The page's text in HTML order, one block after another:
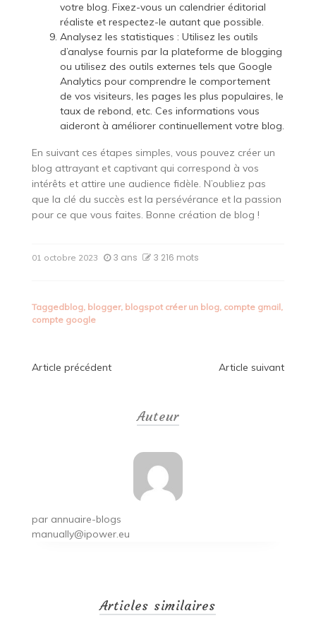
votre blog. Fixez-vous un calendrier éditorial
réaliste et respectez-le autant que possible.
Analysez les statistiques : Utilisez les outils
d’analyse fournis par la plateforme de blogging
ou utilisez des outils externes tels que Google
Analytics pour comprendre le comportement
de vos visiteurs, les pages les plus populaires, le
taux de rebond, etc. Ces informations vous
aideront à améliorer continuellement votre blog.
En suivant ces étapes simples, vous pouvez créer un
blog attrayant et captivant qui correspond à vos
intérêts et attire une audience fidèle. N’oubliez pas
que la clé du succès est la persévérance et la passion
pour ce que vous faites. Bonne création de blog !
01 octobre 2023 3 ans 3 216 mots
Taggedblog, blogger, blogspot créer un blog, compte gmail,
compte google
Navigation
Article précédent Article suivant
Auteur
par annuaire-blogs
manually@ipower.eu
Articles similaires